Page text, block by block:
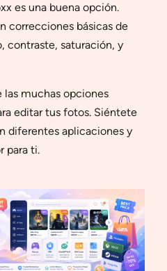
es una buena opción.
correcciones básicas de
contraste, saturación, y
las muchas opciones
editar tus fotos. Siéntete
diferentes aplicaciones y
para ti.